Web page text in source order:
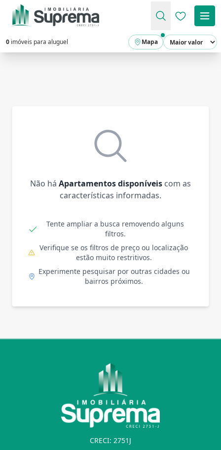
Favoritos
0 imóveis para aluguel Mapa
Não há Apartamentos disponíveis com as
características informadas.
Tente ampliar a busca removendo alguns
filtros.
Verifique se os filtros de preço ou localização
estão muito restritivos.
Experimente pesquisar por outras cidades ou
bairros próximos.
CRECI: 2751J